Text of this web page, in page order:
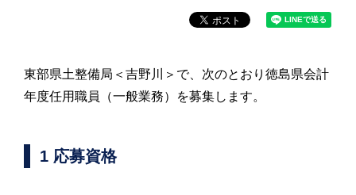
東部県土整備局＜吉野川＞で、次のとおり徳島県会計
年度任用職員（一般業務）を募集します。
1 応募資格